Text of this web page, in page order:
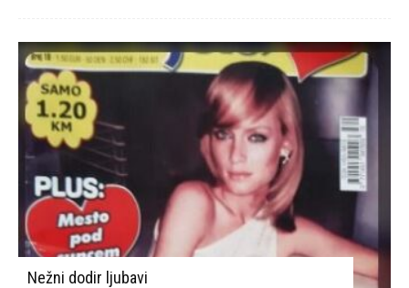
Nežni dodir ljubavi